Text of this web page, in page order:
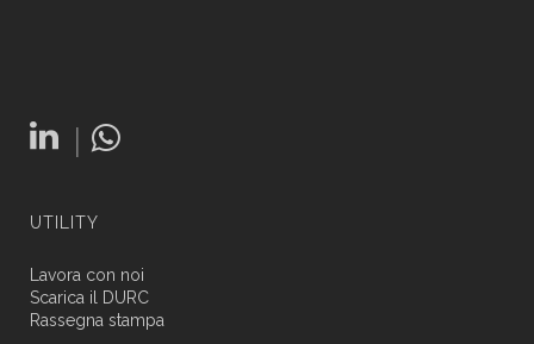
|
UTILITY
Lavora con noi
Scarica il DURC
Rassegna stampa